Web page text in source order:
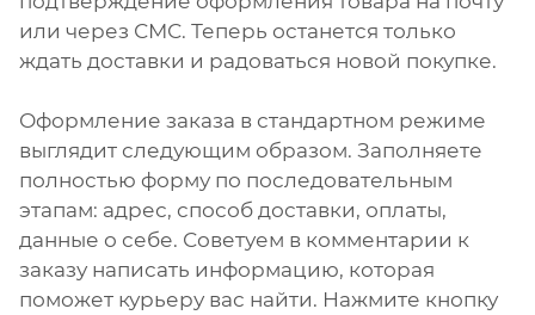
или через СМС. Теперь останется только
ждать доставки и радоваться новой покупке.
Оформление заказа в стандартном режиме
выглядит следующим образом. Заполняете
полностью форму по последовательным
этапам: адрес, способ доставки, оплаты,
данные о себе. Советуем в комментарии к
заказу написать информацию, которая
поможет курьеру вас найти. Нажмите кнопку